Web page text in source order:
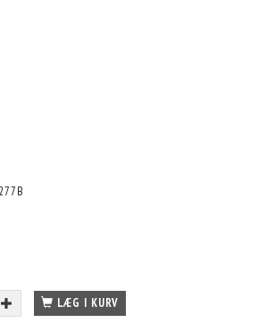
LÆG I KURV